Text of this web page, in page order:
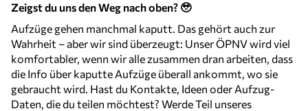
Zeigst du uns den Weg nach oben? 🥹
Aufzüge gehen manchmal kaputt. Das gehört auch zur
Wahrheit – aber wir sind überzeugt: Unser ÖPNV wird viel
komfortabler, wenn wir alle zusammen dran arbeiten, dass
die Info über kaputte Aufzüge überall ankommt, wo sie
gebraucht wird. Hast du Kontakte, Ideen oder Aufzug-
Daten, die du teilen möchtest? Werde Teil unseres